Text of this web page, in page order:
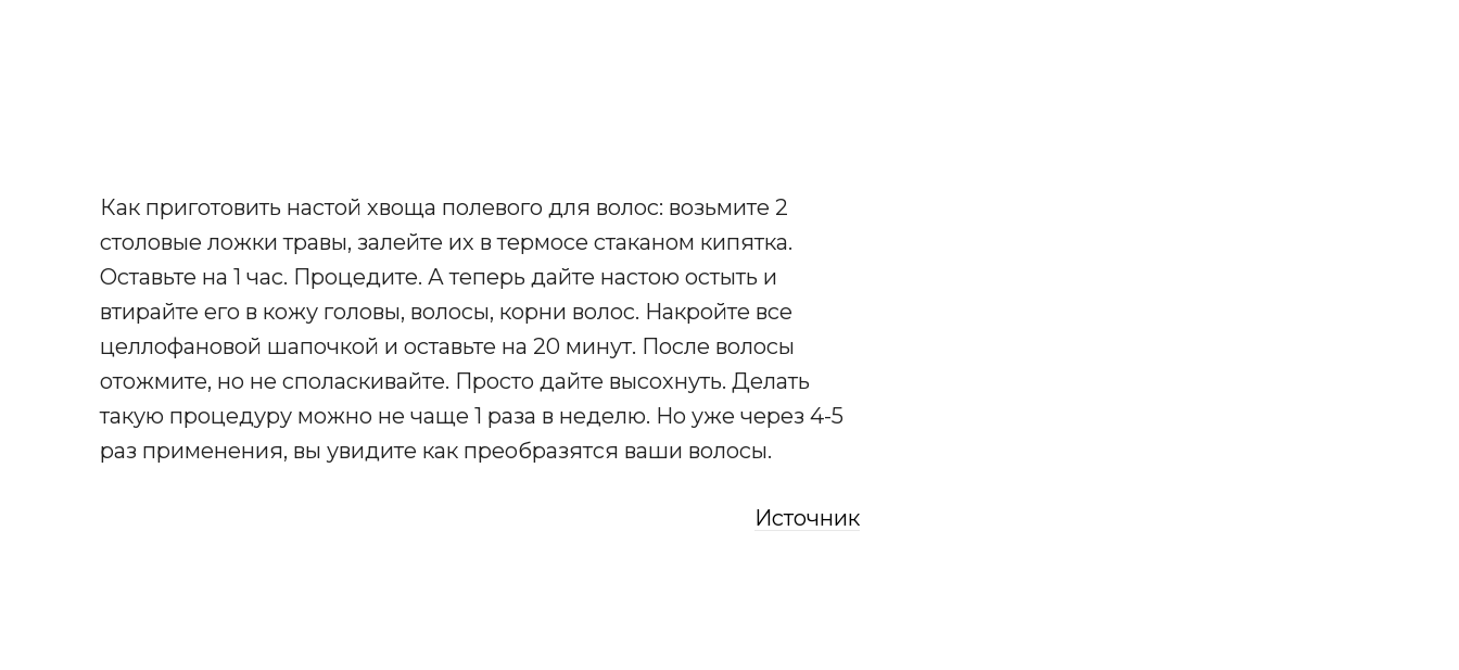
Как приготовить настой хвоща полевого для волос: возьмите 2
столовые ложки травы, залейте их в термосе стаканом кипятка.
Оставьте на 1 час. Процедите. А теперь дайте настою остыть и
втирайте его в кожу головы, волосы, корни волос. Накройте все
целлофановой шапочкой и оставьте на 20 минут. После волосы
отожмите, но не споласкивайте. Просто дайте высохнуть. Делать
такую процедуру можно не чаще 1 раза в неделю. Но уже через 4-5
раз применения, вы увидите как преобразятся ваши волосы.
Источник